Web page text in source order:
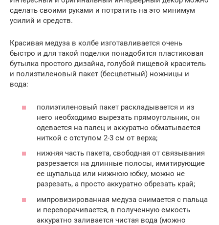
сделать своими руками и потратить на это минимум
усилий и средств.
Красивая медуза в колбе изготавливается очень
быстро и для такой поделки понадобится пластиковая
бутылка простого дизайна, голубой пищевой краситель
и полиэтиленовый пакет (бесцветный) ножницы и
вода:
полиэтиленовый пакет раскладывается и из
него необходимо вырезать прямоугольник, он
одевается на палец и аккуратно обматывается
ниткой с отступом 2-3 см от верха;
нижняя часть пакета, свободная от связывания
разрезается на длинные полосы, имитирующие
ее щупальца или нижнюю юбку, можно не
разрезать, а просто аккуратно обрезать край;
импровизированная медуза снимается с пальца
и переворачивается, в полученную емкость
аккуратно заливается чистая вода (можно